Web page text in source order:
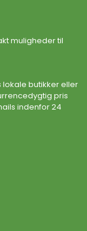
muligheder til
lokale butikker eller
pris
indenfor 24